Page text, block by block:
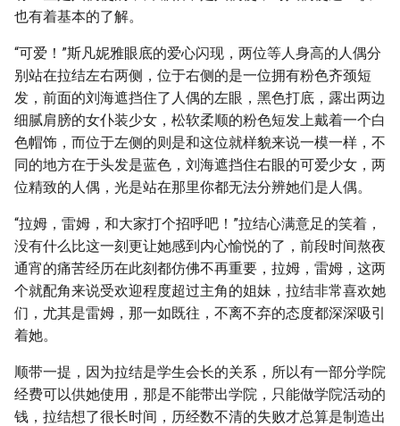
也有着基本的了解。
“可爱！”斯凡妮雅眼底的爱心闪现，两位等人身高的人偶分
别站在拉结左右两侧，位于右侧的是一位拥有粉色齐颈短
发，前面的刘海遮挡住了人偶的左眼，黑色打底，露出两边
细腻肩膀的女仆装少女，松软柔顺的粉色短发上戴着一个白
色帽饰，而位于左侧的则是和这位就样貌来说一模一样，不
同的地方在于头发是蓝色，刘海遮挡住右眼的可爱少女，两
位精致的人偶，光是站在那里你都无法分辨她们是人偶。
“拉姆，雷姆，和大家打个招呼吧！”拉结心满意足的笑着，
没有什么比这一刻更让她感到内心愉悦的了，前段时间熬夜
通宵的痛苦经历在此刻都仿佛不再重要，拉姆，雷姆，这两
个就配角来说受欢迎程度超过主角的姐妹，拉结非常喜欢她
们，尤其是雷姆，那一如既往，不离不弃的态度都深深吸引
着她。
顺带一提，因为拉结是学生会长的关系，所以有一部分学院
经费可以供她使用，那是不能带出学院，只能做学院活动的
钱，拉结想了很长时间，历经数不清的失败才总算是制造出